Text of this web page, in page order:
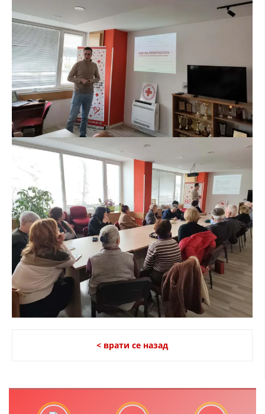
ПОДГОТВЕНОСТ И ДЕЈСТВО ПРИ КАТАСТРОФИ
ТИМОВИ НА ООЦК ОХРИД
ПРОЕКТИ – ПОДГОТВЕНОСТ И ДЕЈСТВУВАЊЕ ПРИ КАТАСТРОФИ
ОДНОСИ СО ЈАВНОСТ
ИСТРАЖУВАЊЕ НА ЈАВНО МИСЛЕЊЕ
МЕЃУНАРОДНА СОРАБОТКА
ЗНАЧЕЊЕ НА СЛУЖБАТА ЗА БАРАЊЕ
ФОРМУЛАРИ ЗА БАРАЊА
ЗДРАВСТВЕНО ПРЕВЕНТИВНА ДЕЈНОСТ
ПРВА ПОМОШ
КРВОДАРИТЕЛСТВО
ИНФОРМАЦИИ ЗА БОЛЕСТИ
МЕНАЏМЕНТ НА ВОЛОНТЕРИ
< врати се назад